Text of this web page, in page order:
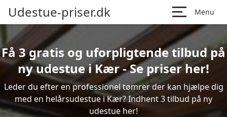
Udestue-priser.dk Menu
Få 3 gratis og uforpligtende tilbud på
ny udestue i Kær - Se priser her!
Leder du efter en professionel tømrer der kan hjælpe dig
med en helårsudestue i Kær? Indhent 3 tilbud på ny
udestue her!